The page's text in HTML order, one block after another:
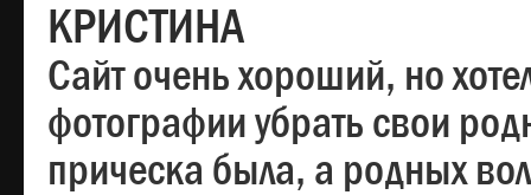
КРИСТИНА
Сайт очень хороший, но
фотографии убрать свои
прическа была, а родных